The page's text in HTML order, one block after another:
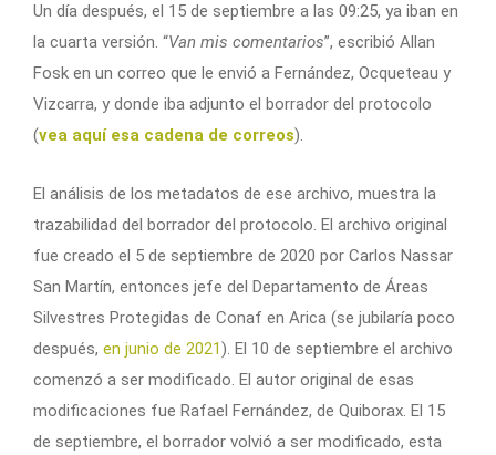
Un día después, el 15 de septiembre a las 09:25, ya iban en
la cuarta versión. “Van mis comentarios”, escribió Allan
Fosk en un correo que le envió a Fernández, Ocqueteau y
Vizcarra, y donde iba adjunto el borrador del protocolo
(vea aquí esa cadena de correos).
El análisis de los metadatos de ese archivo, muestra la
trazabilidad del borrador del protocolo. El archivo original
fue creado el 5 de septiembre de 2020 por Carlos Nassar
San Martín, entonces jefe del Departamento de Áreas
Silvestres Protegidas de Conaf en Arica (se jubilaría poco
después, en junio de 2021). El 10 de septiembre el archivo
comenzó a ser modificado. El autor original de esas
modificaciones fue Rafael Fernández, de Quiborax. El 15
de septiembre, el borrador volvió a ser modificado, esta